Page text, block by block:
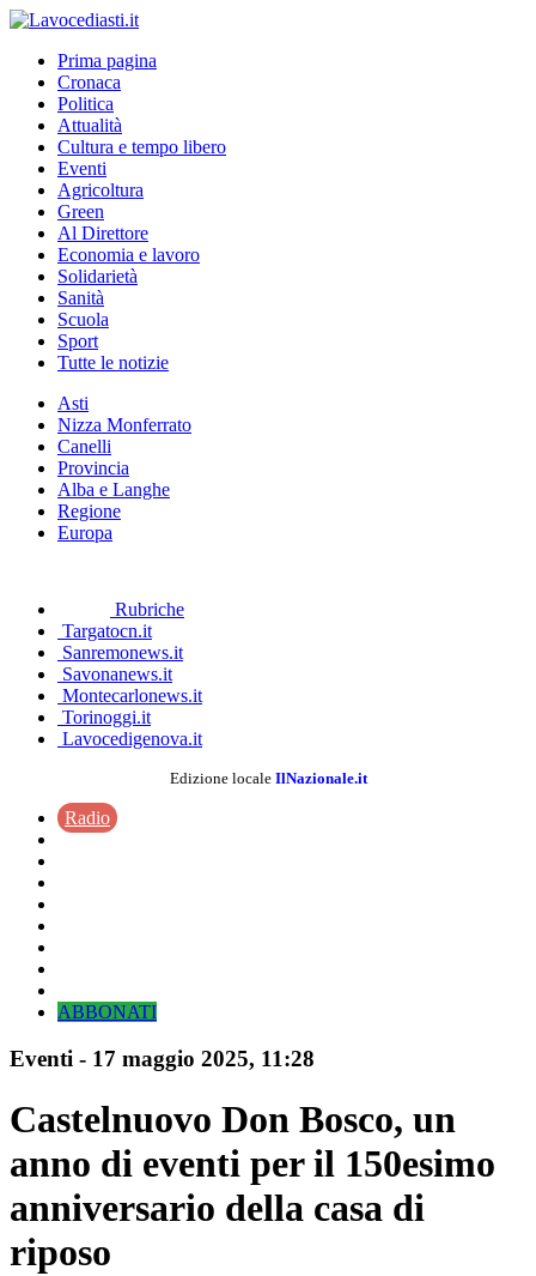
Prima pagina
Cronaca
Politica
Attualità
Cultura e tempo libero
Eventi
Agricoltura
Green
Al Direttore
Economia e lavoro
Solidarietà
Sanità
Scuola
Sport
Tutte le notizie
Asti
Nizza Monferrato
Canelli
Provincia
Alba e Langhe
Regione
Europa
Rubriche
Targatocn.it
Sanremonews.it
Savonanews.it
Montecarlonews.it
Torinoggi.it
Lavocedigenova.it
Edizione locale IlNazionale.it
Radio
ABBONATI
Eventi - 17 maggio 2025, 11:28
Castelnuovo Don Bosco, un
anno di eventi per il 150esimo
anniversario della casa di
riposo